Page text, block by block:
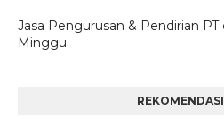
Jasa Pengurusan & Pendirian PT
Minggu